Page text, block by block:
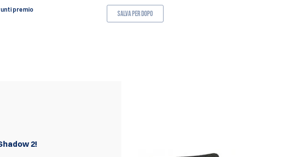
premio Salva per dopo
2!